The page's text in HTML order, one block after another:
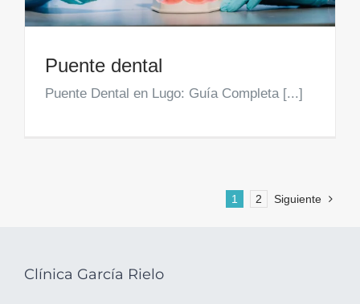
Puente dental
Puente Dental en Lugo: Guía Completa [...]
1 2 Siguiente
Clínica García Rielo